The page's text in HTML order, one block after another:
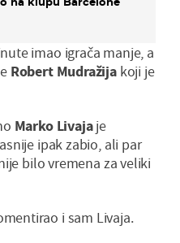
imao igrača manje, a
Robert Mudražijakoji je
Marko Livajaje
ipak zabio, ali par
bilo vremena za veliki
i sam Livaja.